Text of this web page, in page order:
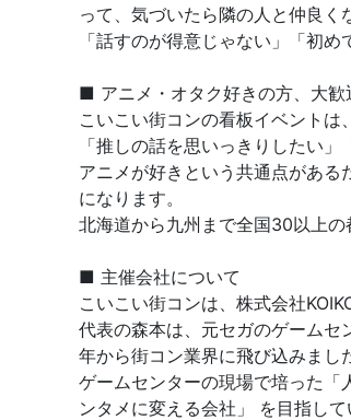
って、気づいたら隣の人と仲良く
「話すのが得意じゃない」「初
■ アニメ・オタク好きの方、大歓
こいこい街コンの看板イベントは
「推しの話を思いっきりしたい
アニメが好きという共通点があ
になります。
北海道から九州まで全国30以上の
■ 主催会社について
こいこい街コンは、株式会社
代表の森本は、元セガのゲーム
年から街コン業界に飛び込みまし
ゲームセンターの現場で培った「
ンタメに変える会社」 を目指して